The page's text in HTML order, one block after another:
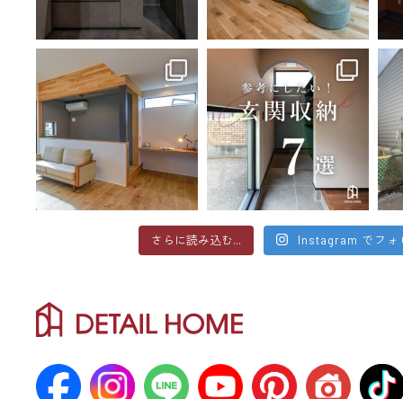
さらに読み込む... Instagram でフォ